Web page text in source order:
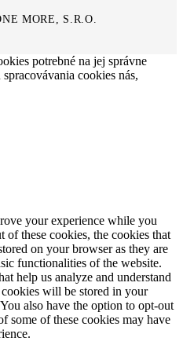
MORE, S.R.O.
potrebné na jej správne
cookies nás,
your experience while you
of these cookies, the cookies that
on your browser as they are
functionalities of the website.
help us analyze and understand
will be stored in your
also have the option to opt-out
some of these cookies may have